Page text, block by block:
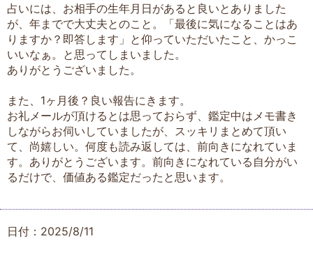
占いには、お相手の生年月日があると良いとありました
が、年までで大丈夫とのこと。「最後に気になることはあ
りますか？即答します」と仰っていただいたこと、かっこ
いいなぁ。と思ってしまいました。
ありがとうございました。
また、1ヶ月後？良い報告にきます。
お礼メールが頂けるとは思っておらず、鑑定中はメモ書き
しながらお伺いしていましたが、スッキリまとめて頂い
て、尚嬉しい。何度も読み返しては、前向きになれていま
す。ありがとうございます。前向きになれている自分がい
るだけで、価値ある鑑定だったと思います。
日付：2025/8/11